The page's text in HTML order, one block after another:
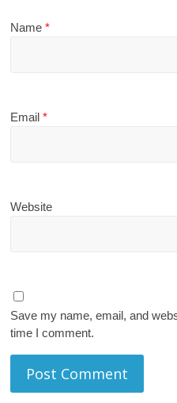
Name*
Email*
Website
Save my name, email, and
time I comment.